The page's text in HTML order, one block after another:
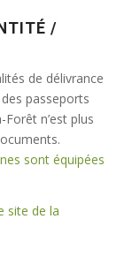
/
de délivrance
passeports
n’est plus
sont équipées
site de la